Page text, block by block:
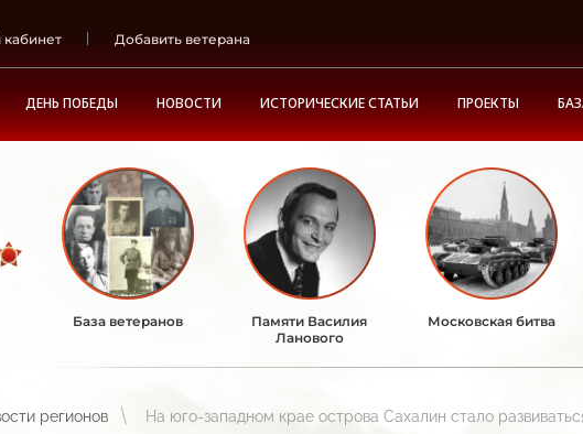
Добавить ветерана
ДЕНЬ ПОБЕДЫ НОВОСТИ ИСТОРИЧЕСКИЕ СТАТЬИ ПРОЕКТЫ
База ветеранов
Памяти Василия
Ланового
Московская битва
регионов На юго-западном крае острова Сахалин стало